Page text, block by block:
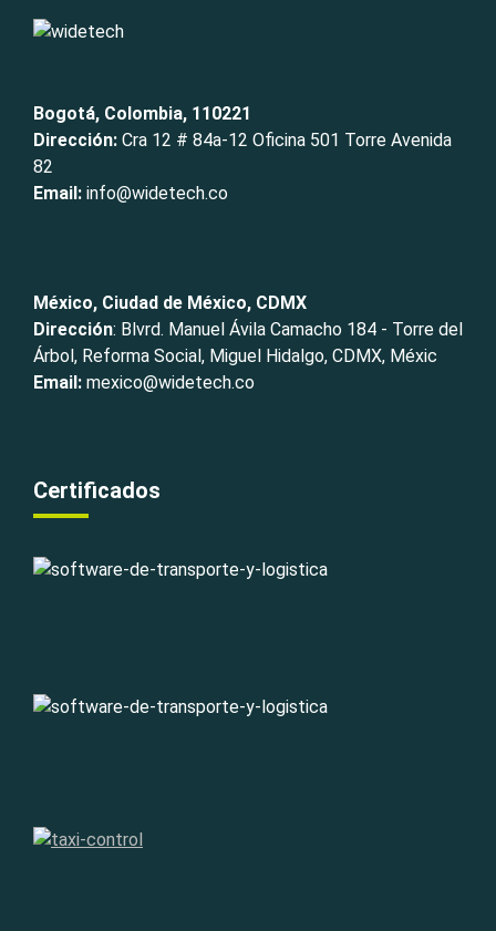
Bogotá, Colombia, 110221
Dirección: Cra 12 # 84a-12 Oficina 501 Torre Avenida
82
Email: info@widetech.co
México, Ciudad de México, CDMX
Dirección: Blvrd. Manuel Ávila Camacho 184 - Torre del
Árbol, Reforma Social, Miguel Hidalgo, CDMX, Méxic
Email: mexico@widetech.co
Certificados